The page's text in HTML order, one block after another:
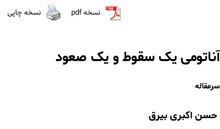
نسخه pdf نسخه چاپی
آناتومی یک سقوط و یک صعود
سرمقاله
حسن اکبری بیرق